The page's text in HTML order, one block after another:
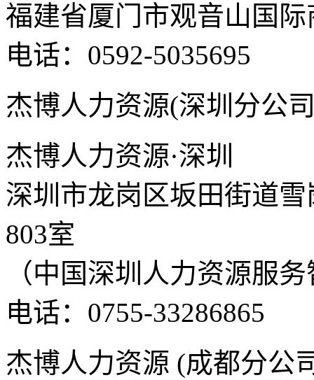
福建省厦门市观音山国
电话：0592-5035695
杰博人力资源(深圳分公
杰博人力资源·深圳
深圳市龙岗区坂田街道
803室
（中国深圳人力资源服
电话：0755-33286865
杰博人力资源 (成都分公